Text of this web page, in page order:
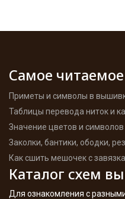
Самое читаемое
Приметы и символы в
Таблицы перевода ниток и
Значение цветов и
Заколки, бантики, ободки,
Как сшить мешочек с
Каталог схем
Для ознакомления с